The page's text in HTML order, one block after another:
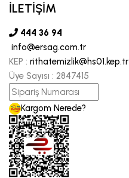
İLETİŞİM
444 36 94
info@ersag.com.tr
KEP : rithatemizlik@hs01.kep.tr
Üye Sayısı : 2847415
Kargom Nerede?